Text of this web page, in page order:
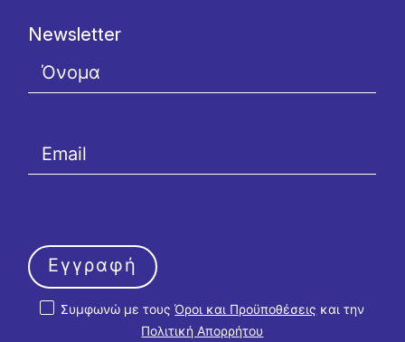
Newsletter
Συμφωνώ με τουςΌροι και Προϋποθέσεις και την
Πολιτική Απορρήτου
Εγγραφή